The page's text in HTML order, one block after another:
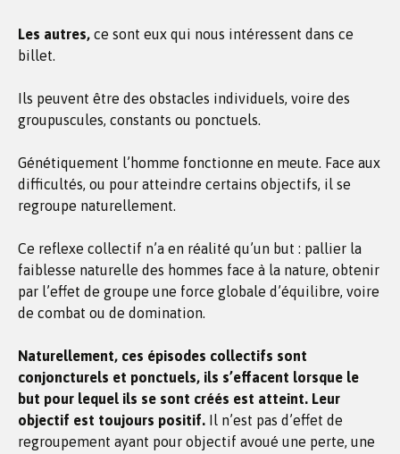
Les autres, ce sont eux qui nous intéressent dans ce
billet.
Ils peuvent être des obstacles individuels, voire des
groupuscules, constants ou ponctuels.
Génétiquement l’homme fonctionne en meute. Face aux
difficultés, ou pour atteindre certains objectifs, il se
regroupe naturellement.
Ce reflexe collectif n’a en réalité qu’un but : pallier la
faiblesse naturelle des hommes face à la nature, obtenir
par l’effet de groupe une force globale d’équilibre, voire
de combat ou de domination.
Naturellement, ces épisodes collectifs sont
conjoncturels et ponctuels, ils s’effacent lorsque le
but pour lequel ils se sont créés est atteint. Leur
objectif est toujours positif. Il n’est pas d’effet de
regroupement ayant pour objectif avoué une perte, une